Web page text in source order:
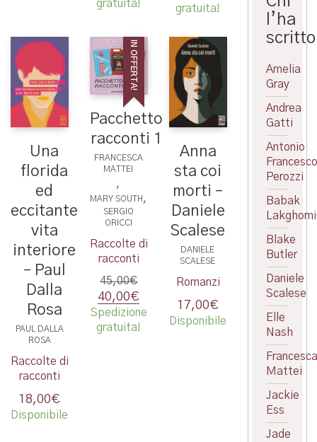
gratuita!
gratuita!
Una
florida
ed
eccitante
vita
interiore
– Paul
Dalla
Rosa
PAUL DALLA
ROSA
Raccolte di
racconti
18,00€
Disponibile
IN OFFERTA!
Pacchetto
racconti 1
FRANCESCA
MATTEI
,
MARY SOUTH ,
SERGIO
ORICCI
Raccolte di
racconti
45,00€
Il
prezzo
originale
40,00€
prezzo
attuale
Spedizione
gratuita!
Anna
sta coi
morti –
Daniele
Scalese
DANIELE
SCALESE
Romanzi
17,00€
Disponibile
l’ha
scritto
Amelia
Gray
Andrea
Gatti
Antonio
Francesco
Perozzi
Babak
Lakghomi
Blake
Butler
Daniele
Scalese
Elle
Nash
Francesca
Mattei
Jackie
Ess
Jade